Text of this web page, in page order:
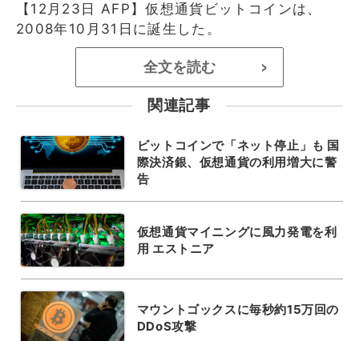
【12月23日 AFP】仮想通貨ビットコインは、
2008年10月31日に誕生した。
全文を読む >
関連記事
ビットコインで「ネット停止」も 国
際決済銀、仮想通貨の利用増大に警
告
仮想通貨マイニングに風力発電を利
用 エストニア
マウントゴックスに毎秒約15万回の
DDoS攻撃